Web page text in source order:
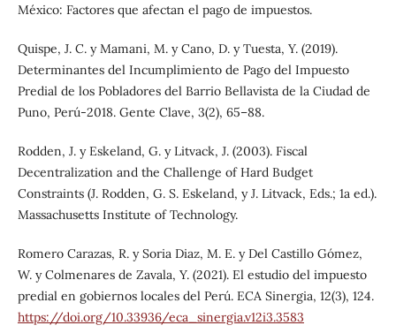
México: Factores que afectan el pago de impuestos.
Quispe, J. C. y Mamani, M. y Cano, D. y Tuesta, Y. (2019).
Determinantes del Incumplimiento de Pago del Impuesto
Predial de los Pobladores del Barrio Bellavista de la Ciudad de
Puno, Perú-2018. Gente Clave, 3(2), 65–88.
Rodden, J. y Eskeland, G. y Litvack, J. (2003). Fiscal
Decentralization and the Challenge of Hard Budget
Constraints (J. Rodden, G. S. Eskeland, y J. Litvack, Eds.; 1a ed.).
Massachusetts Institute of Technology.
Romero Carazas, R. y Soria Diaz, M. E. y Del Castillo Gómez,
W. y Colmenares de Zavala, Y. (2021). El estudio del impuesto
predial en gobiernos locales del Perú. ECA Sinergia, 12(3), 124.
https://doi.org/10.33936/eca_sinergia.v12i3.3583